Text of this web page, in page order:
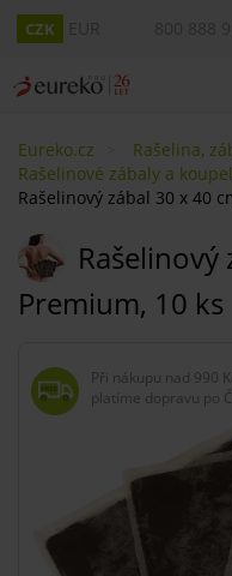
CZK
Eureko.cz
Rašelina,
Rašelinové zábaly a
Rašelinový zábal 30 x 40
Rašelinový
Premium, 10 ks
Při nákupu nad 990
platíme dopravu po